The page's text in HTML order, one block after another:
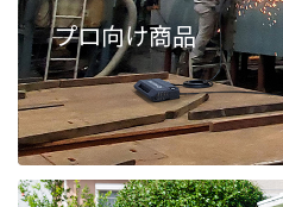
プロ向け商品